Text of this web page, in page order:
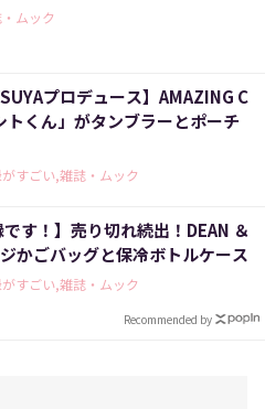
ムック
プロデュース】AMAZING C
トくん」がタンブラーとポーチ
すごい,雑誌・ムック
です！】売り切れ続出！DEAN ＆
かごバッグと保冷ボトルケース
すごい,雑誌・ムック
Recommended by